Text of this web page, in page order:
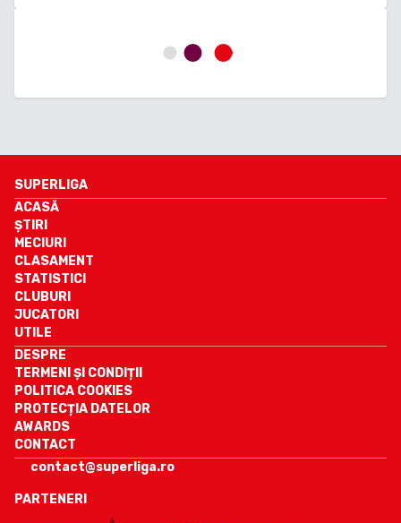
SUPERLIGA
ACASĂ
ȘTIRI
MECIURI
CLASAMENT
STATISTICI
CLUBURI
JUCATORI
UTILE
DESPRE
TERMENI ȘI CONDIȚII
POLITICA COOKIES
PROTECȚIA DATELOR
AWARDS
CONTACT
contact@superliga.ro
PARTENERI